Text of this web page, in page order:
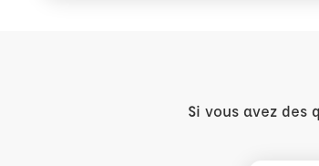
Si vous avez des